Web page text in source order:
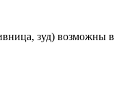
зуд) возможны в